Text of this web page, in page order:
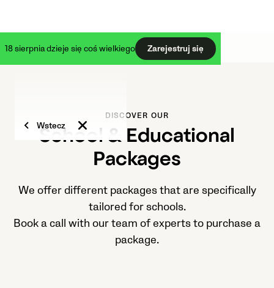
18 sierpnia dzieje się coś wielkiego Zarejestruj się
Wstecz
DISCOVER OUR
School & Educational
Packages
We offer different packages that are specifically
tailored for schools.
Book a call with our team of experts to purchase a
package.